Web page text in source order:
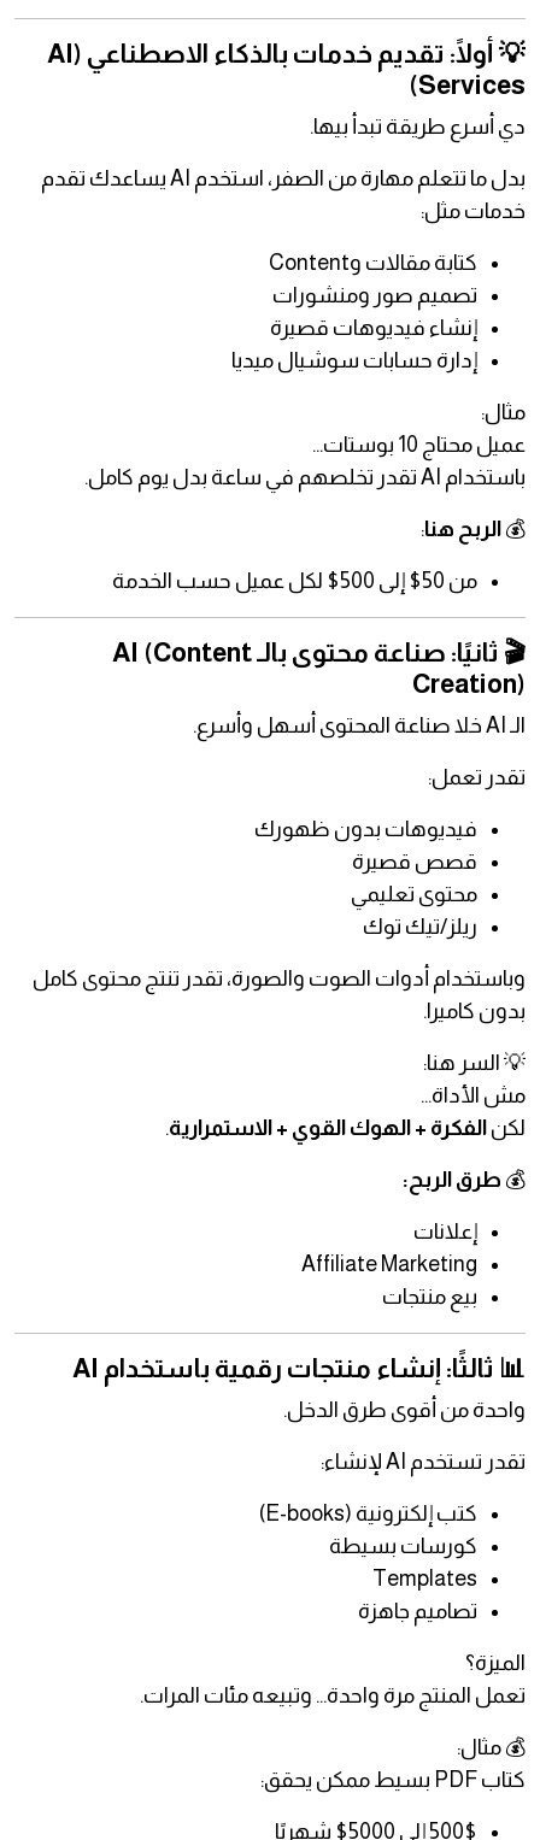
💡 أولًا: تقديم خدمات بالذكاء الاصطناعي (AI
Services)
دي أسرع طريقة تبدأ بيها.
بدل ما تتعلم مهارة من الصفر، استخدم AI يساعدك تقدم
خدمات مثل:
كتابة مقالات وContent
تصميم صور ومنشورات
إنشاء فيديوهات قصيرة
إدارة حسابات سوشيال ميديا
مثال:
عميل محتاج 10 بوستات…
باستخدام AI تقدر تخلصهم في ساعة بدل يوم كامل.
💰 الربح هنا:
من 50$ إلى 500$ لكل عميل حسب الخدمة
🎬 ثانيًا: صناعة محتوى بالـ AI (Content
Creation)
الـ AI خلا صناعة المحتوى أسهل وأسرع.
تقدر تعمل:
فيديوهات بدون ظهورك
قصص قصيرة
محتوى تعليمي
ريلز/تيك توك
وباستخدام أدوات الصوت والصورة، تقدر تنتج محتوى كامل
بدون كاميرا.
💡 السر هنا:
مش الأداة…
لكن الفكرة + الهوك القوي + الاستمرارية.
💰 طرق الربح:
إعلانات
Affiliate Marketing
بيع منتجات
📊 ثالثًا: إنشاء منتجات رقمية باستخدام AI
واحدة من أقوى طرق الدخل.
تقدر تستخدم AI لإنشاء:
كتب إلكترونية (E-books)
كورسات بسيطة
Templates
تصاميم جاهزة
الميزة؟
تعمل المنتج مرة واحدة… وتبيعه مئات المرات.
💰 مثال:
كتاب PDF بسيط ممكن يحقق:
500$ إلى 5000$ شهريًا